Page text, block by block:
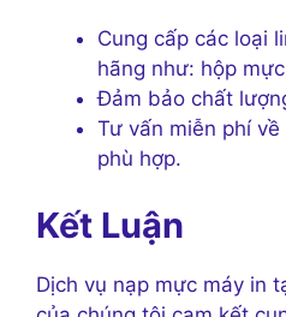
Cung cấp các loại
hãng như: hộp
Đảm bảo chất
Tư vấn miễn phí
phù hợp.
Kết Luận
Dịch vụ nạp mực máy in